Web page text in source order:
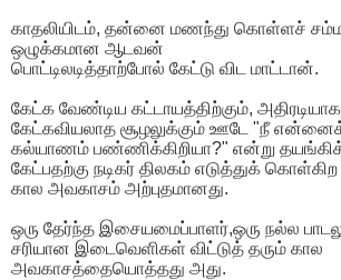
காதலியிடம், தன்னை மணந்து கொள்ளச்
ஒழுக்கமான ஆடவன்
பொட்டிலடித்தாற்போல் கேட்டு விட மாட்டான்.
கேட்க வேண்டிய கட்டாயத்திற்கும்,
கேட்கவியலாத சூழலுக்கும் ஊடே "நீ
கல்யாணம் பண்ணிக்கிறியா?" என்று
கேட்பதற்கு நடிகர் திலகம் எடுத்துக் கொள்கிற
கால அவகாசம் அற்புதமானது.
ஒரு தேர்ந்த இசையமைப்பாளர்,ஒரு நல்ல
சரியான இடைவெளிகள் விட்டுத் தரும் கால
அவகாசத்தையொத்தது அது.